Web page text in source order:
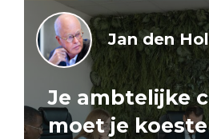
Jan den
Je ambtelijke
moet je